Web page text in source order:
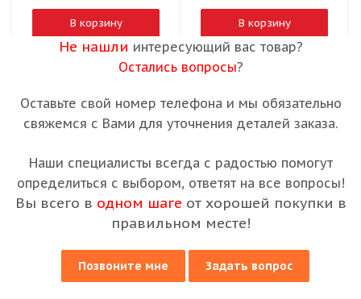
В корзину В корзину
Не нашли интересующий вас товар?
Остались вопросы?
Оставьте свой номер телефона и мы обязательно
свяжемся с Вами для уточнения деталей заказа.
Наши специалисты всегда с радостью помогут
определиться с выбором, ответят на все вопросы!
Вы всего в одном шаге от хорошей покупки в
правильном месте!
Позвоните мне Задать вопрос